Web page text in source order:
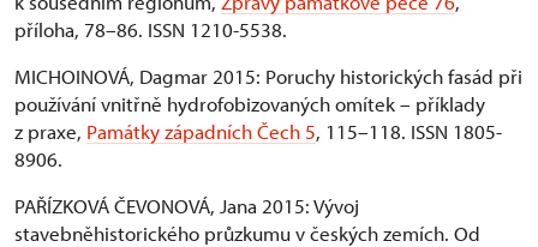
příloha, 78–86. ISSN 1210-5538.
MICHOINOVÁ, Dagmar 2015: Poruchy historických fasád při
používání vnitřně hydrofobizovaných omítek – příklady
z praxe, Památky západních Čech 5, 115–118. ISSN 1805-
8906.
PAŘÍZKOVÁ ČEVONOVÁ, Jana 2015: Vývoj
stavebněhistorického průzkumu v českých zemích. Od